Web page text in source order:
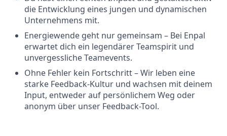
die Entwicklung eines jungen und dynamischen
Unternehmens mit.
Energiewende geht nur gemeinsam – Bei Enpal
erwartet dich ein legendärer Teamspirit und
unvergessliche Teamevents.
Ohne Fehler kein Fortschritt – Wir leben eine
starke Feedback-Kultur und wachsen mit deinem
Input, entweder auf persönlichem Weg oder
anonym über unser Feedback-Tool.